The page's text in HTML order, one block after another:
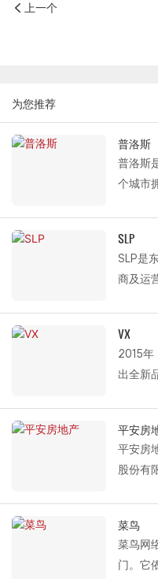
上一个
为您推荐
普洛斯
普洛斯
个城市
业园区
作为普
伴，
温分段
台和
购量的
身定制
效提升
更加顺
周转。
SLP
SLP是
商及运
合公司
际视野
业标杆
段式门
VX
2015年
出全新
建设到
公司主
递货运
了规模
Fastlink
框架协
平安房
平安房
股份有
注于物
平安集
的资产
菜鸟
菜鸟网
门。它